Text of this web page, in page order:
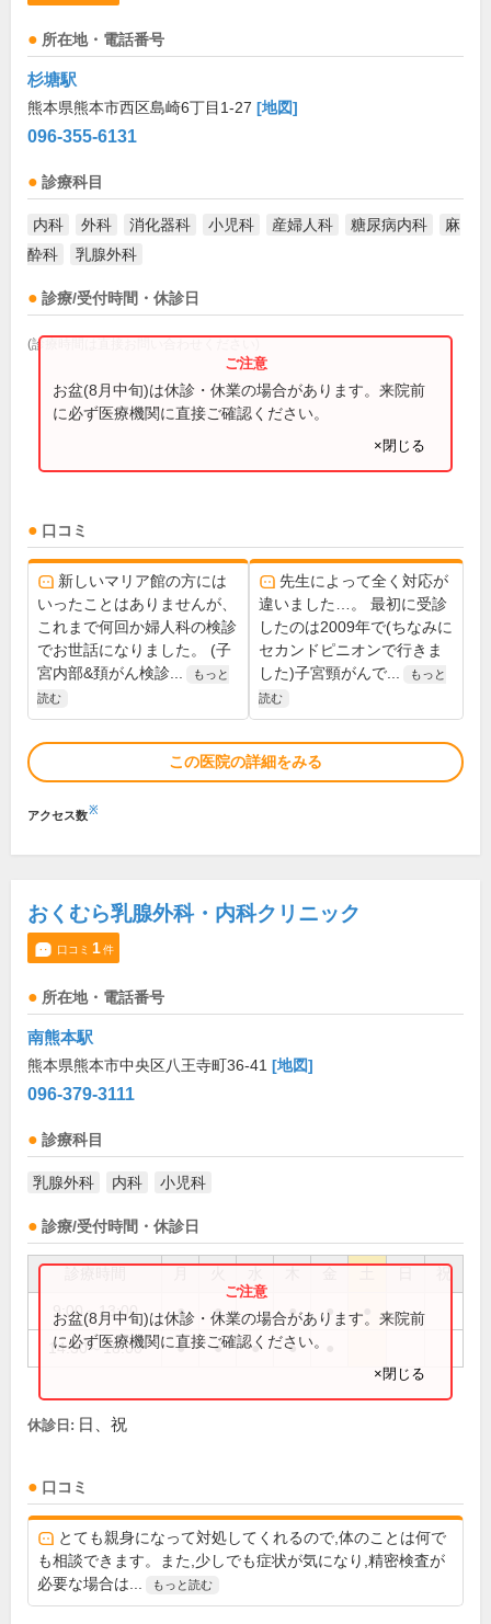
所在地・電話番号
杉塘駅
熊本県熊本市西区島崎6丁目1-27 [地図]
096-355-6131
診療科目
内科 外科 消化器科 小児科 産婦人科 糖尿病内科
麻
酔科
乳腺外科
診療/受付時間・休診日
(診療時間は直接お問い合わせください)
お盆(8月中旬)は休診・休業の場合があります。来院前
に必ず医療機関に直接ご確認ください。
×閉じる
口コミ
新しいマリア館の方には
いったことはありませんが、
これまで何回か婦人科の検診
でお世話になりました。 (子
宮内部&頚がん検診...
もっと
読む
先生によって全く対応が
違いました…。 最初に受診
したのは2009年で(ちなみに
セカンドピニオンで行きま
した)子宮頸がんで...
もっと
読む
この医院の詳細をみる
アクセス数※
おくむら乳腺外科・内科クリニック
口コミ 1件
所在地・電話番号
南熊本駅
熊本県熊本市中央区八王寺町36-41 [地図]
096-379-3111
診療科目
乳腺外科 内科 小児科
診療/受付時間・休診日
祝
9:00～13:00 ● ● ● ●
14:30～18:00 ● ● ● ●
お盆(8月中旬)は休診・休業の場合があります。来院前
に必ず医療機関に直接ご確認ください。
×閉じる
休診日: 日、祝
口コミ
とても親身になって対処してくれるので,体のことは何で
も相談できます。また,少しでも症状が気になり,精密検査が
必要な場合は...
もっと読む